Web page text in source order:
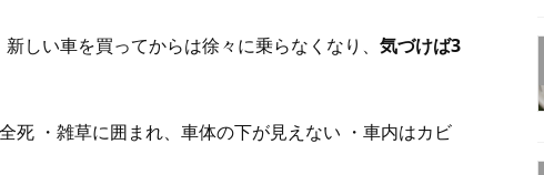
しい車を買ってからは徐々に乗らなくなり、 気づけば3
死 ・雑草に囲まれ、車体の下が見えない ・車内はカビ